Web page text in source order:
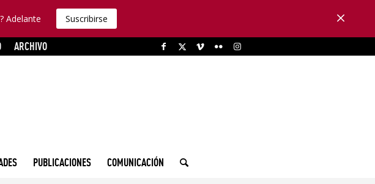
Adelante Suscribirse
ARCHIVO
PUBLICACIONES COMUNICACIÓN